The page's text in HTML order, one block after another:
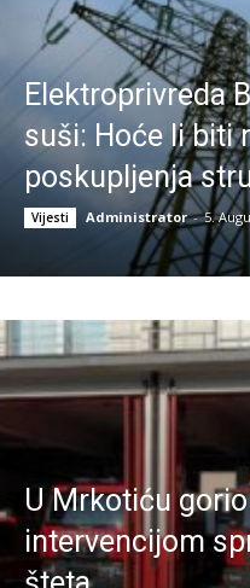
Elektroprivreda
suši: Hoće li biti
poskupljenja
Vijesti Administrator - 5.
U Mrkotiću
intervencijom